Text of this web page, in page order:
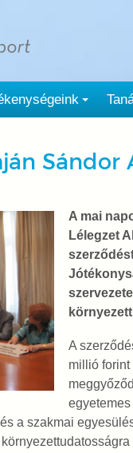
Sándor
A mai
Lélegzet
A
millió
a szakmai